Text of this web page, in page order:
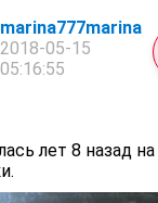
marina777marina
2018-05-15
05:16:55
лет 8 назад